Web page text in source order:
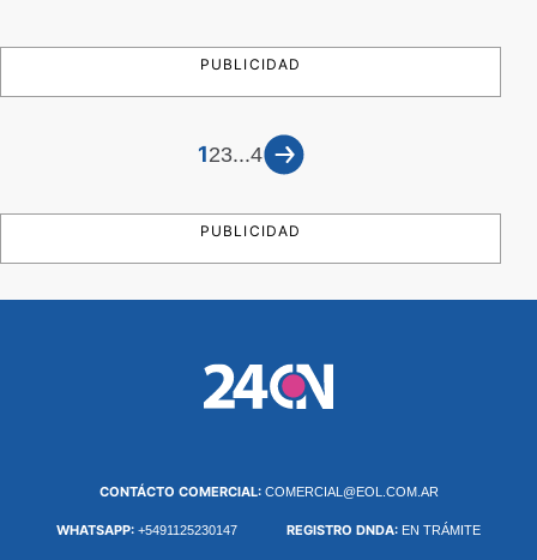
PUBLICIDAD
123...4
PUBLICIDAD
CONTÁCTO COMERCIAL: COMERCIAL@EOL.COM.AR
WHATSAPP: +5491125230147 REGISTRO DNDA: EN TRÁMITE